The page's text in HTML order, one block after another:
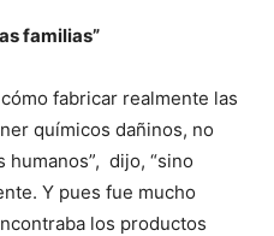
familias”
fabricar realmente las
químicos dañinos, no
humanos”, dijo, “sino
Y pues fue mucho
los productos